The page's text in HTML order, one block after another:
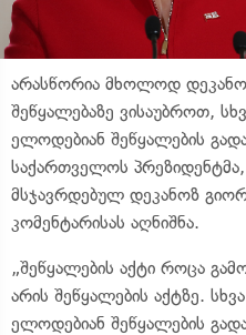
არასწორია მხოლოდ
შეწყალებაზე ვისაუბროთ,
ელოდებიან შეწყალების
საქართველოს
მსჯავრდებულ დეკანოზ
კომენტარისას აღნიშნა.
„შეწყალების აქტი როცა
არის შეწყალების აქტზე.
ელოდებიან შეწყალების